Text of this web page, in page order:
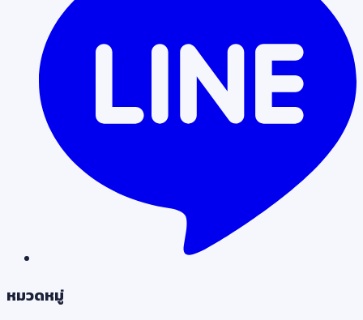
หมวดหมู่